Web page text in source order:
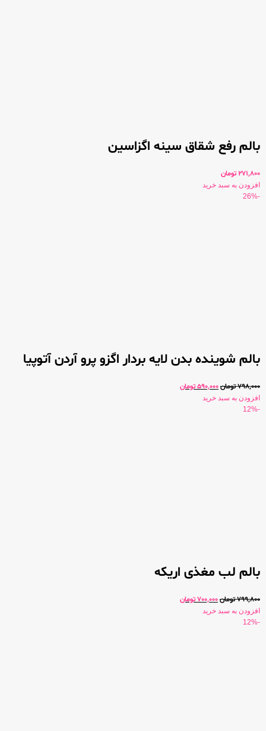
بالم رفع شقاق سینه اگزاسین
271,800 تومان
افزودن به سبد خرید
-26%
بالم شوینده بدن لایه بردار اگزو پرو آردن آتوپیا
798,000تومان590,000تومان
افزودن به سبد خرید
-12%
بالم لب مغذی اریکه
799,800تومان700,000تومان
افزودن به سبد خرید
-12%